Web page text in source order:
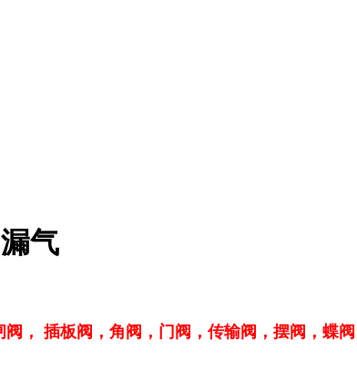
气
， 插板阀，角阀，门阀，传输阀，摆阀，蝶